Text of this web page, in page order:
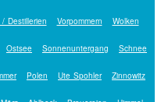
Destillerien Vorpommern Wolken
Ostsee Sonnenuntergang Schnee
Polen Ute Spohler Zinnowitz